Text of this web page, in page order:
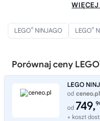
LEGO® NINJAGO LEGO®
Porównaj ceny LEGO
LEGO
od ceneo.pl
od 749,
+ koszt